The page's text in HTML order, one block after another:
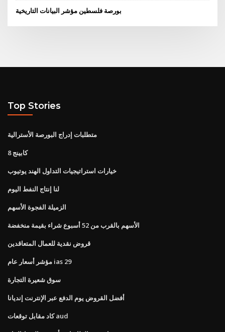
بورصة فلسطين مؤشر البيانات التاريخية
Top Stories
متطلبات إدراج البورصة الأسترالية
كابينج 8
خيارات استراتيجيات التداول الهند يوتيوب
لنا إنتاج النفط اليوم
الزميلة الفجوة الأسهم
الأسهم بالقرب من 52 أسبوع شراء بقيمة منخفضة
قروض نقدية للعمال المتعاقدين
مؤشر أسعار عام ias 29
سوق شعيرة التجارة
أفضل القروض يوم الدفع عبر الإنترنت إنديانا
كاد مقابل توقعات aud